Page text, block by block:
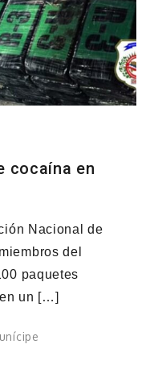
cocaína en
Nacional de
del
paquetes
un […]